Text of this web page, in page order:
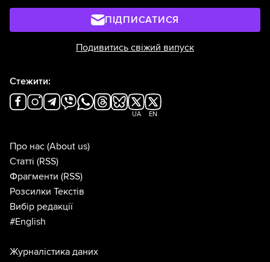
ПІДПИСАТИСЯ
Подивитись свіжий випуск
Стежити:
UA EN
Про нас (About us)
Статті (RSS)
Фрагменти (RSS)
Розсилки Текстів
Вибір редакції
#English
Журналістика даних